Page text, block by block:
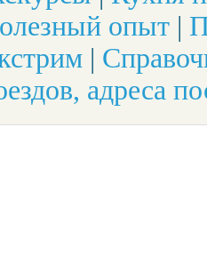
опыт |
|
адреса